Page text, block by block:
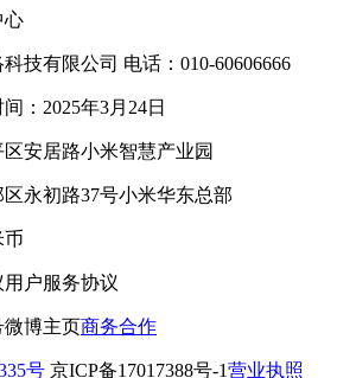
心
技有限公司 电话：010-60606666
：2025年3月24日
安居路小米智慧产业园
永初路37号小米华东总部
币
用户服务协议
微博主页商务合作
号 京ICP备17017388号-1营业执照